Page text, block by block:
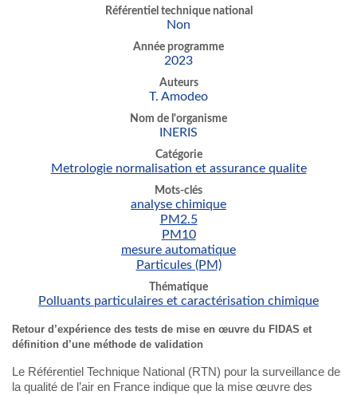
Référentiel technique national
Non
Année programme
2023
Auteurs
T. Amodeo
Nom de l'organisme
INERIS
Catégorie
Metrologie normalisation et assurance qualite
Mots-clés
analyse chimique
PM2.5
PM10
mesure automatique
Particules (PM)
Thématique
Polluants particulaires et caractérisation chimique
Retour d’expérience des tests de mise en œuvre du FIDAS et
définition d’une méthode de validation
Le Référentiel Technique National (RTN) pour la surveillance de
la qualité de l’air en France indique que la mise œuvre des